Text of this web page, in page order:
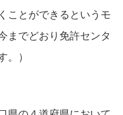
ことができるというモ
までどおり免許センタ
。）